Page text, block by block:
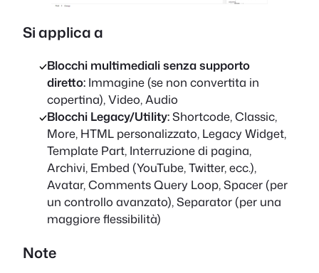
Si applica a
Blocchi multimediali senza supporto
diretto: Immagine (se non convertita in
copertina), Video, Audio
Blocchi Legacy/Utility:Shortcode, Classic,
More, HTML personalizzato, Legacy Widget,
Template Part, Interruzione di pagina,
Archivi, Embed (YouTube, Twitter, ecc.),
Avatar, Comments Query Loop, Spacer (per
un controllo avanzato), Separator (per una
maggiore flessibilità)
Note